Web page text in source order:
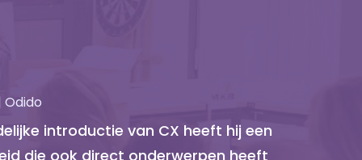
Odido
introductie van CX heeft hij een
die ook direct onderwerpen heeft